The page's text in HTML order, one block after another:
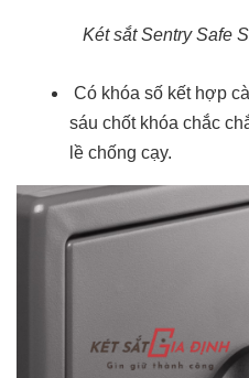
Két sắt Sentry Safe
Có khóa số kết hợp
sáu chốt khóa chắc
lề chống cạy.